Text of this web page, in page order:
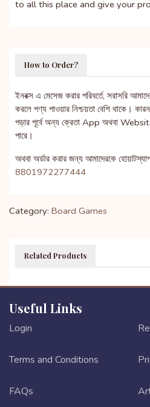
to all this place and give your
How to Order?
ইনবক্স এ মেসেজ করার পরিবর্তে, সরাসরি
করলে পণ্য পাওয়ার নিশ্চয়তা বেশি থাকে।
পড়ার পূর্বে অন্য ক্রেতা App অথবা
পারে।
অথবা অর্ডার করার জন্য আমাদেরকে
8801972277444
Category: Board Games
Related Products
Useful Links
Login
Terms and Conditions
FAQs